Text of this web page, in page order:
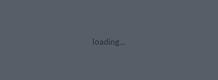
loading...